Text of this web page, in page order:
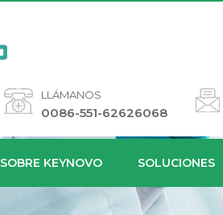
LLÁMANOS
0086-551-62626068
SOBRE KEYNOVO SOLUCIONES